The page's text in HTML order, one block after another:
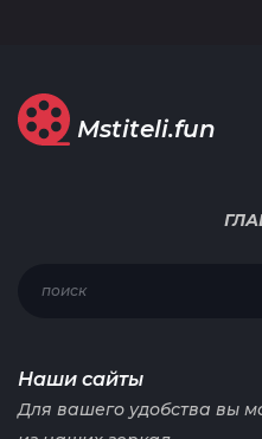
Mstiteli.fun
Наши сайты
Для вашего удобства вы